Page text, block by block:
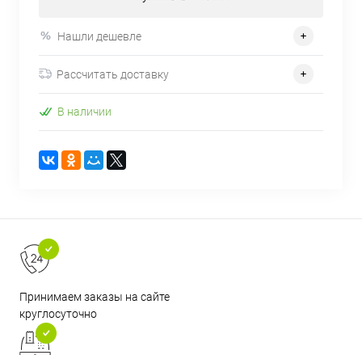
Нашли дешевле
Рассчитать доставку
В наличии
Принимаем заказы на сайте
круглосуточно